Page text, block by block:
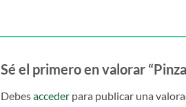
Sé el primero en valorar
Debesacceder para publicar una